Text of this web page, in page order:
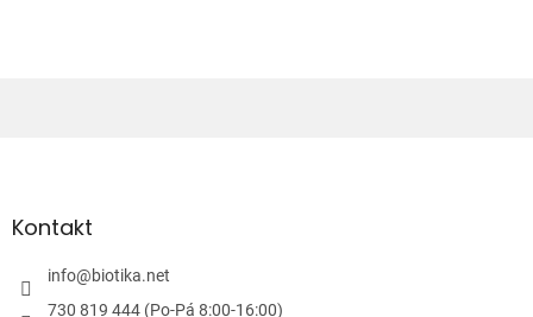
p
aKontakt
info@biotika.net
730 819 444 (Po-Pá 8:00-16:00)